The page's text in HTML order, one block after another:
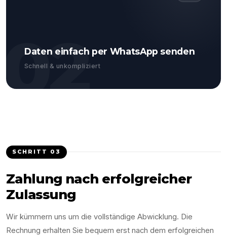
02
Daten einfach per WhatsApp senden
Schnell & unkompliziert
SCHRITT 03
Zahlung nach erfolgreicher
Zulassung
Wir kümmern uns um die vollständige Abwicklung. Die
Rechnung erhalten Sie bequem erst nach dem erfolgreichen